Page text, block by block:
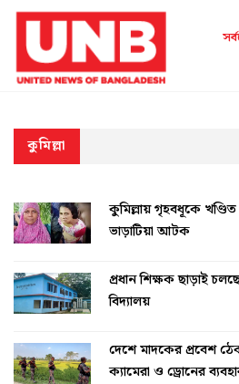
কুমিল্লা
কুমিল্লায় গৃহবধূকে
ভাড়াটিয়া আটক
প্রধান শিক্ষক ছাড়াই
বিদ্যালয়
দেশে মাদকের প্রবেশ
ক্যামেরা ও ড্রোনের